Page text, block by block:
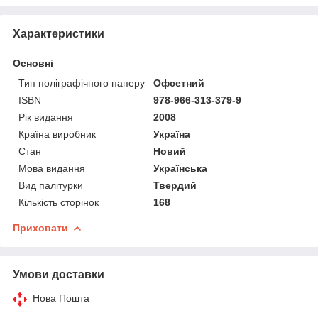
Характеристики
Основні
Тип поліграфічного паперу
Офсетний
ISBN
978-966-313-379-9
Рік видання
2008
Країна виробник
Україна
Стан
Новий
Мова видання
Українська
Вид палітурки
Твердий
Кількість сторінок
168
Приховати
Умови доставки
Нова Пошта